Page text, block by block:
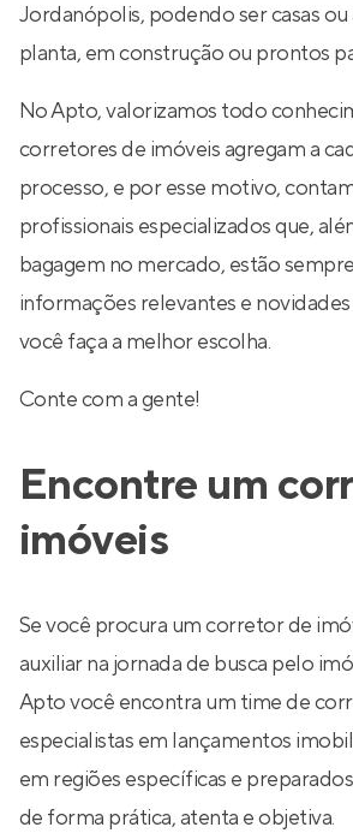
Jordanópolis, podendo ser casas
planta, em construção ou prontos
No Apto, valorizamos todo
corretores de imóveis agregam a
processo, e por esse motivo,
profissionais especializados que,
bagagem no mercado, estão
informações relevantes e
você faça a melhor escolha.
Conte com a gente!
Encontre um
imóveis
Se você procura um corretor de
auxiliar na jornada de busca pelo
Apto você encontra um time de
especialistas em lançamentos
em regiões específicas e
de forma prática, atenta e objetiva.